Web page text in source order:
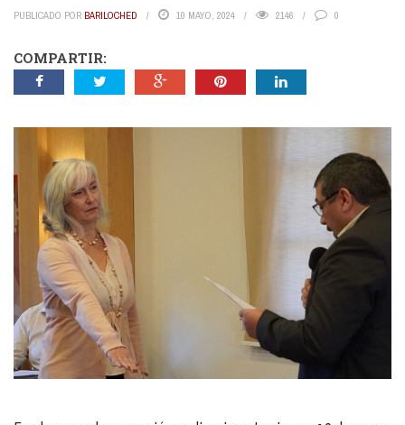
PUBLICADO POR BARILOCHED 10 MAYO, 2024 2146 0
COMPARTIR: